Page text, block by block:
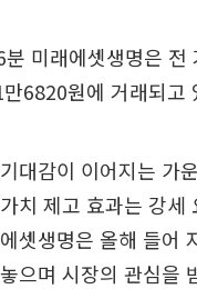
미래에셋생명은 전
6820원에 거래되고
대감이 이어지는 가
치 제고 효과는 강세
셋생명은 올해 들어
으며 시장의 관심을